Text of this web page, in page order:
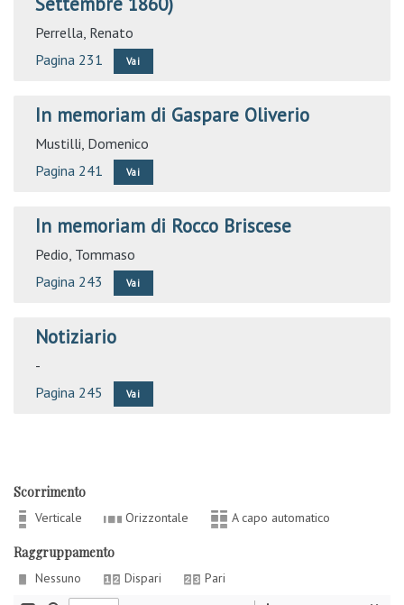
Perrella, Renato
Pagina 231
Vai
In memoriam di Gaspare Oliverio
Mustilli, Domenico
Pagina 241
Vai
In memoriam di Rocco Briscese
Pedio, Tommaso
Pagina 243
Vai
Notiziario
-
Pagina 245
Vai
Scorrimento
Verticale Orizzontale A capo automatico
Raggruppamento
Nessuno Dispari Pari